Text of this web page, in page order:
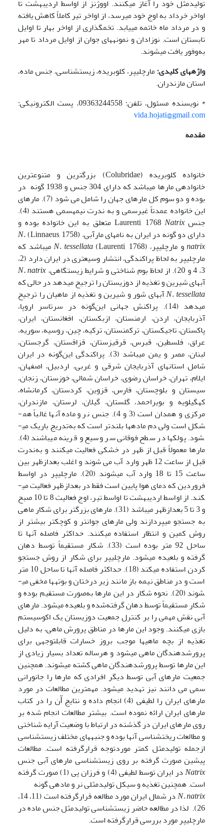
تولیدمثل خود را آغاز می­کنند. اووژنز از اواسط اردیبهشت تا
اواخر خرداد به اوج خود می­رسد، از اواخر تیر کاملاً کاهش یافته
و در مرداد ماه خاتمه می­یابد. تخم­گذاری از اواخر بهار تا اوایل
تابستان است. نوزادان و نمونه­های جوان از اوایل مرداد تا مهر
به‌وفور یافت می­شوند.
واژه­های کلیدی:مارچلیپر، کلوبریده، زیست­شناسی، جنس ماده،
استان مازندران.
* نویسنده مسئول، تلفن: 09363244558، پست الکترونیکی:
vida.hojati@gmail.com
مقدمه
خانواده کلوبریده (Colubridae) بزرگ­ترین و متنوع­ترین
خانواده­ی مارها می­باشد که دارای 304 جنس و 1938 گونه در
بوده و دو سوم کل مارهای جهان را شامل می شود (7). مارهای
این خانواده عمدتاً غیرسمی و به ندرت نیمه­سمی هستند (4).
جنس Laurenti, 1768Natrix
متعلق به این خانواده بوده و
دارای دو گونه در ایران به نام­های مارآبی، (Linnaeus, 1758)
N.
natrixو مارچلیپر، (Laurenti, 1768) N. tessellataمی­باشد که
مارچلیپر به لحاظ پراکندگی، انتشار وسیعتری در ایران دارد (2،
3، 4 و 20). از لحاظ بوم شناختی و شرایط زیستگاهی،
N. natrix
آب­های شیرین و تغذیه از دوزیستان را ترجیح می­دهد در حالی که
N. tessellataآب­های شور و شیرین و تغذیه از ماهیان را ترجیح
می­دهد (14). پراکنش جهانی این‌گونه در سرتاسر اروپا،
آذربایجان، اردن، ارمنستان، ازبکستان، افغانستان، ایران،
پاکستان، تاجیکستان، ترکمنستان، ترکیه، چین، روسیه، سوریه،
عراق، فلسطین، قبرس، قرقیزستان، قزاقستان، گرجستان،
لبنان، مصر و یمن می­باشد (3). پراکندگی این‌گونه در ایران
شامل استان­های آذربایجان شرقی و غربی، اردبیل، اصفهان،
ایلام، تهران، خراسان رضوی، خراسان شمالی، خوزستان، زنجان،
سیستان و بلوچستان، فارس، قزوین، کردستان، کرمانشاه،
کهگیلویه و بویراحمد، گلستان، گیلان، لرستان، مازندران،
مرکزی و همدان است (3 و 4). جنس نر و ماده آن­ها غالباً هم­
شکل است ولی دم ماده­ها بلندتر است که به‌تدریج باریک می­
شود. پولک­ها در سطح فوقانی سر وسیع و قرینه می­باشند (4).
مارها معمولاً قبل از ظهر در خشکی فعالیت می­کنند و به‌ندرت
قبل از ساعت 12 ظهر وارد آب می شوند و اغلب بعدازظهر بین
ساعت 15 تا 18 وارد آب می­شوند (20). مارچلیپر در اواسط
فروردین که دمای هوا پایین است فقط در بعدازظهر فعالیت می­
کند. از اواسط اردیبهشت تا اواسط تیر، اوج فعالیت 8 تا 10 صبح
و 3 تا 5 بعدازظهر می­باشد (31). مارهای بزرگتر برای شکار ماهی
به جستجو می­پردازند ولی مارهای جوان­تر و کوچک­تر بیشتر از
روش کمین و انتظار استفاده می­کنند. حداکثر فاصله آن­ها تا
ساحل 92 متر بوده است (33). شکار مستقیماً توسط دهان
گرفته و بلعیده می­شود. مارچلیپر برای شکار از روش جستجو
کردن استفاده می­کند (18). حداکثر فاصله آن­ها تا ساحل 10 متر
است و در مناطق نیمه باز مانند زیر درختان و بوته­ها مخفی می­
شوند (20). نحوه شکار در این مارها به‌صورت مستقیم بوده و
شکار مستقیماً توسط دهان گرفته‌شده و بلعیده می­شود. مارهای
آبی نقش مهمی را بر کنترل جمعیت دوزیستان یک اکوسیستم
بازی می­کنند. وجود این مارها در مناطق پرورش ماهی، به دلیل
تغذیه از بچه ماهی­ها موجب بروز خسارات قابل­توجهی برای
پرورش­دهندگان ماهی می­شود و هرساله تعداد بسیار زیادی از
این مارها توسط پرورش­دهندگان ماهی کشته می­شوند. همچنین
جمعیت­ مارهای آبی توسط دیگر افرادی که مارها را جانورانی
سمی می دانند نیز تهدید می­شود. مهمترین مطالعات در مورد
مارهای ایران را لطیفی (4) انجام داده و نتایج ﺁن را در کتاب
مارهای ایران اراﺋه نموده است. بیشتر مطالعات انجام شده بر
روی مارهای ایران در گذشته در ارتباط با وضعیت آرایه شناختی
و مطالعات ریخت­شناسی آن­ها بوده و جنبه­های مختلف زیست­شناسی
ازجمله تولیدمثل کمتر موردتوجه قرارگرفته است. مطالعات
پیشین صورت گرفته بر روی زیست­شناسی مارهای آبی جنس
Natrix
در ایران توسط لطیفی (4) و فرزان پی (1) صورت گرفته
است. همچنین تغذیه و سیکل تولیدمثلی نر و ماده­ی گونه
N. natrix
در شمال ایران مورد مطالعه قرارگرفته است (11، 14،
26). لذا در مطالعه حاضر زیست­شناسی تولیدمثل جنس ماده در
مارچلیپر مورد بررسی قرارگرفته است.